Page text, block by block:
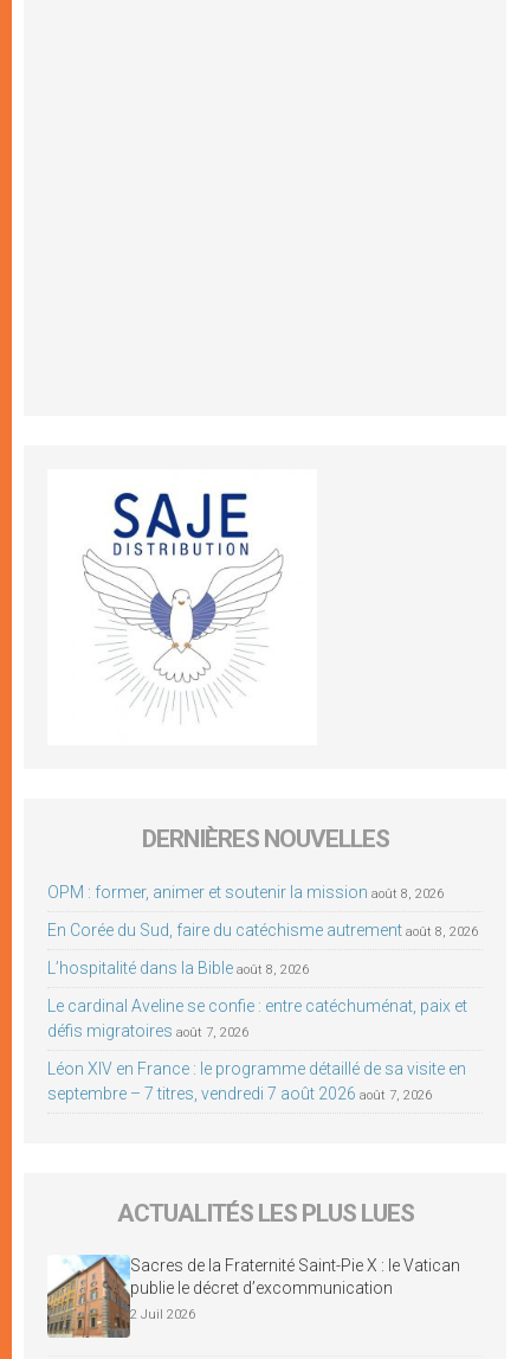
DERNIÈRES NOUVELLES
OPM : former, animer et soutenir la mission août 8, 2026
En Corée du Sud, faire du catéchisme autrement août 8, 2026
L’hospitalité dans la Bible août 8, 2026
Le cardinal Aveline se confie : entre catéchuménat, paix et
défis migratoires août 7, 2026
Léon XIV en France : le programme détaillé de sa visite en
septembre – 7 titres, vendredi 7 août 2026 août 7, 2026
ACTUALITÉS LES PLUS LUES
Sacres de la Fraternité Saint-Pie X : le Vatican
publie le décret d’excommunication
2 Juil 2026